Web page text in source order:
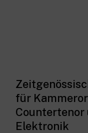
für
Countertenor
Elektronik